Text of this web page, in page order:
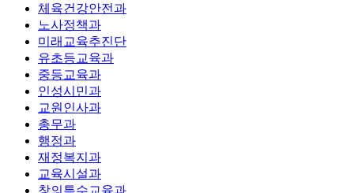
체육건강안전과
노사정책과
미래교육추진단
유초등교육과
중등교육과
인성시민과
교원인사과
총무과
행정과
재정복지과
교육시설과